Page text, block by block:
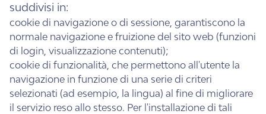
suddivisi in:
cookie di navigazione o di sessione, garantiscono la
normale navigazione e fruizione del sito web (funzioni
di login, visualizzazione contenuti);
cookie di funzionalità, che permettono all'utente la
navigazione in funzione di una serie di criteri
selezionati (ad esempio, la lingua) al fine di migliorare
il servizio reso allo stesso. Per l'installazione di tali